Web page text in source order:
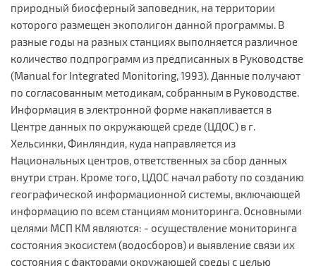
природный биосферный заповедник, на территории
которого размещен экополигон данной программы. В
разные годы на разных станциях выполняется различное
количество подпрограмм из предписанных в Руководстве
(Manual for Integrated Monitoring, 1993). Данные получают
по согласованным методикам, собранным в Руководстве.
Информация в электронной форме накапливается в
Центре данных по окружающей среде (ЦДОС) в г.
Хельсинки, Финляндия, куда направляется из
Национальных центров, ответственных за сбор данных
внутри стран. Кроме того, ЦДОС начал работу по созданию
географической информационной системы, включающей
информацию по всем станциям мониторинга. Основными
целями МСП КМ являются: - осуществление мониторинга
состояния экосистем (водосборов) и выявление связи их
состояния с факторами окружающей среды с целью